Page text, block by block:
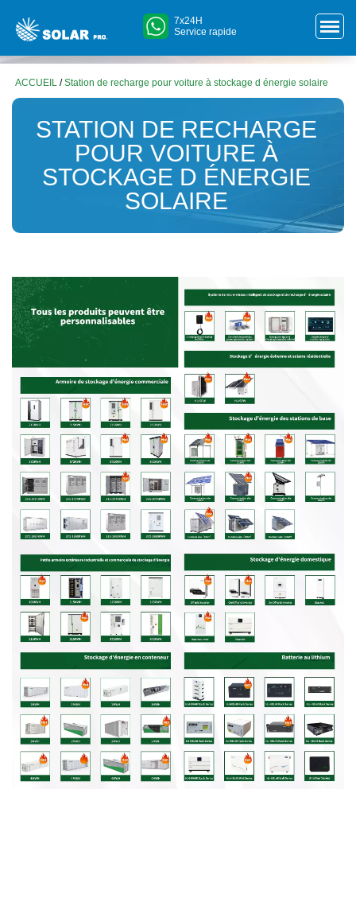
7x24H
Service rapide
ACCUEIL /Station de recharge pour voiture à stockage d énergie solaire
STATION DE RECHARGE
POUR VOITURE À
STOCKAGE D ÉNERGIE
SOLAIRE